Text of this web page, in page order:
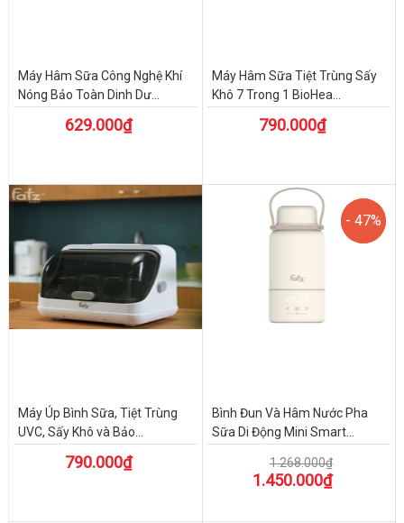
Máy Hâm Sữa Công Nghệ Khí
Nóng Bảo Toàn Dinh Dư...
629.000₫
Máy Hâm Sữa Tiệt Trùng Sấy
Khô 7 Trong 1 BioHea...
790.000₫
Máy Úp Bình Sữa, Tiệt Trùng
UVC, Sấy Khô và Bảo...
790.000₫
- 47%
Bình Đun Và Hâm Nước Pha
Sữa Di Động Mini Smart...
1.268.000₫
1.450.000₫
- 47%